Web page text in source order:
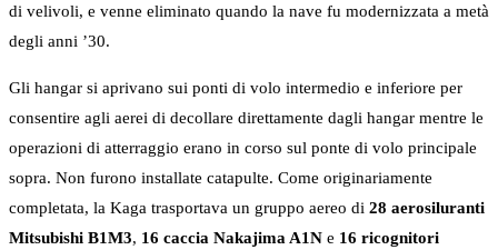
di velivoli, e venne eliminato quando la nave fu modernizzata a metà
degli anni ’30.
Gli hangar si aprivano sui ponti di volo intermedio e inferiore per
consentire agli aerei di decollare direttamente dagli hangar mentre le
operazioni di atterraggio erano in corso sul ponte di volo principale
sopra. Non furono installate catapulte. Come originariamente
completata, la Kaga trasportava un gruppo aereo di 28 aerosiluranti
Mitsubishi B1M3, 16 caccia Nakajima A1N e 16 ricognitori